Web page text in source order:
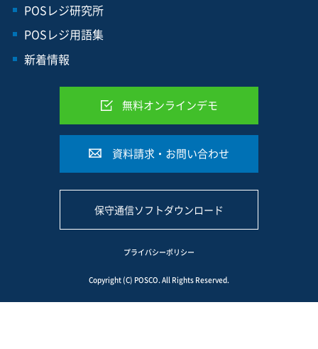
POSレジ研究所
POSレジ用語集
新着情報
無料オンラインデモ
資料請求・お問い合わせ
保守通信ソフトダウンロード
プライバシーポリシー
Copyright (C) POSCO. All Rights Reserved.